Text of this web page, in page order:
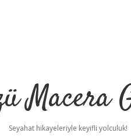
Macera
Seyahat hikayeleriyle keyifli yolculuk!